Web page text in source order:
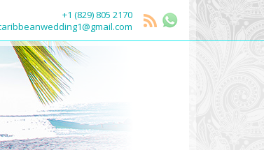
+1 (829) 805 2170